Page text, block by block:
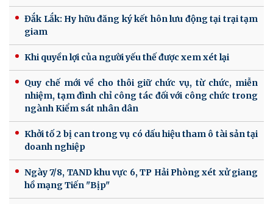
Đắk Lắk: Hy hữu đăng ký kết hôn lưu động tại trại tạm
giam
Khi quyền lợi của người yếu thế được xem xét lại
Quy chế mới về cho thôi giữ chức vụ, từ chức, miễn
nhiệm, tạm đình chỉ công tác đối với công chức trong
ngành Kiểm sát nhân dân
Khởi tố 2 bị can trong vụ có dấu hiệu tham ô tài sản tại
doanh nghiệp
Ngày 7/8, TAND khu vực 6, TP Hải Phòng xét xử giang
hồ mạng Tiến "Bịp"